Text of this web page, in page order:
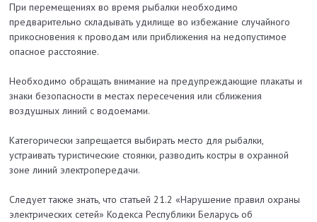
При перемещениях во время рыбалки необходимо
предварительно складывать удилище во избежание случайного
прикосновения к проводам или приближения на недопустимое
опасное расстояние.
Необходимо обращать внимание на предупреждающие плакаты и
знаки безопасности в местах пересечения или сближения
воздушных линий с водоемами.
Категорически запрещается выбирать место для рыбалки,
устраивать туристические стоянки, разводить костры в охранной
зоне линий электропередачи.
Следует также знать, что статьей 21.2 «Нарушение правил охраны
электрических сетей» Кодекса Республики Беларусь об